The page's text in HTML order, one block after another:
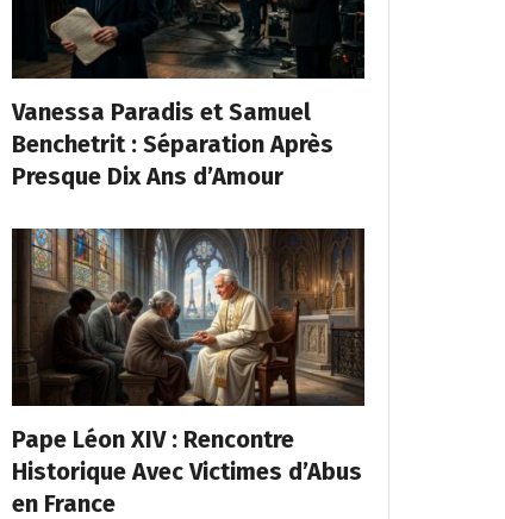
Vanessa Paradis et Samuel
Benchetrit : Séparation Après
Presque Dix Ans d’Amour
Pape Léon XIV : Rencontre
Historique Avec Victimes d’Abus
en France